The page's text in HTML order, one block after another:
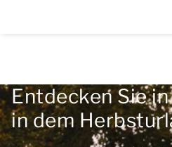
Entdecken Sie
in dem